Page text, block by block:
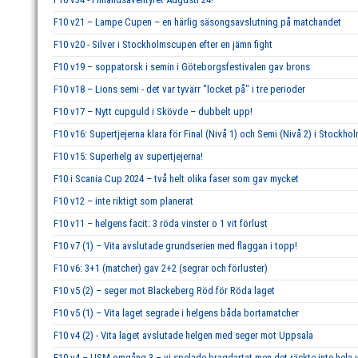
F10 v21 – Lampe Cupen – en härlig säsongsavslutning på matchandet
F10 v20 - Silver i Stockholmscupen efter en jämn fight
F10 v19 – soppatorsk i semin i Göteborgsfestivalen gav brons
F10 v18 – Lions semi - det var tyvärr "locket på" i tre perioder
F10 v17 – Nytt cupguld i Skövde – dubbelt upp!
F10 v16: Supertjejerna klara för Final (Nivå 1) och Semi (Nivå 2) i
F10 v15: Superhelg av supertjejerna!
F10 i Scania Cup 2024 – två helt olika faser som gav mycket
F10 v12 – inte riktigt som planerat
F10 v11 – helgens facit: 3 röda vinster o 1 vit förlust
F10 v7 (1) – Vita avslutade grundserien med flaggan i topp!
F10 v6: 3+1 (matcher) gav 2+2 (segrar och förluster)
F10 v5 (2) – seger mot Blackeberg Röd för Röda laget
F10 v5 (1) – Vita laget segrade i helgens båda bortamatcher
F10 v4 (2) - Vita laget avslutade helgen med seger mot Uppsala